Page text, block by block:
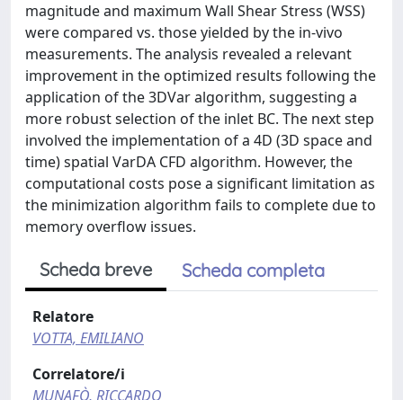
magnitude and maximum Wall Shear Stress (WSS)
were compared vs. those yielded by the in-vivo
measurements. The analysis revealed a relevant
improvement in the optimized results following the
application of the 3DVar algorithm, suggesting a
more robust selection of the inlet BC. The next step
involved the implementation of a 4D (3D space and
time) spatial VarDA CFD algorithm. However, the
computational costs pose a significant limitation as
the minimization algorithm fails to complete due to
memory overflow issues.
Scheda breve Scheda completa
Relatore
VOTTA, EMILIANO
Correlatore/i
MUNAFÒ, RICCARDO